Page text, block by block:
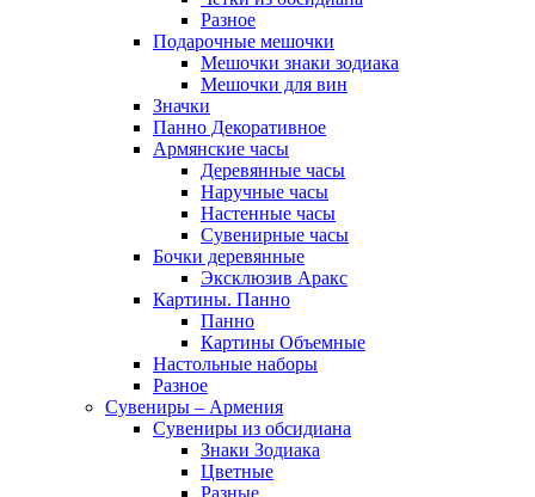
Разное
Подарочные мешочки
Мешочки знаки зодиака
Мешочки для вин
Значки
Панно Декоративное
Армянские часы
Деревянные часы
Наручные часы
Настенные часы
Сувенирные часы
Бочки деревянные
Эксклюзив Аракс
Картины. Панно
Панно
Картины Объемные
Настольные наборы
Разное
Сувениры – Армения
Сувениры из обсидиана
Знаки Зодиака
Цветные
Разные